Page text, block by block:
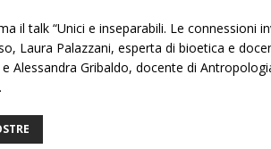
il talk “Unici e inseparabili. Le connessioni
Laura Palazzani, esperta di bioetica e
Alessandra Gribaldo, docente di